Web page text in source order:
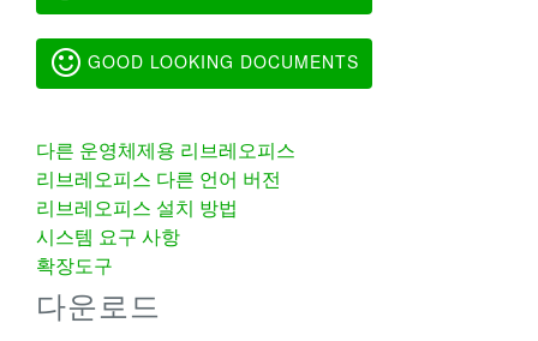
GOOD LOOKING DOCUMENTS
다른 운영체제용 리브레오피스
리브레오피스 다른 언어 버전
리브레오피스 설치 방법
시스템 요구 사항
확장도구
다운로드